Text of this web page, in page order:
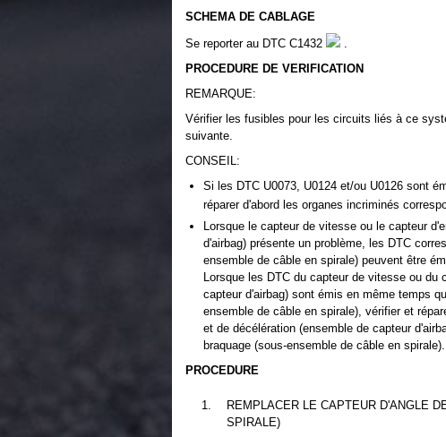
SCHEMA DE CABLAGE
Se reporter au DTC C1432
.
PROCEDURE DE VERIFICATION
REMARQUE:
Vérifier les fusibles pour les circuits liés à ce
suivante.
CONSEIL:
Si les DTC U0073, U0124 et/ou U0126 sont
réparer d'abord les organes incriminés
Lorsque le capteur de vitesse ou le capteur
d'airbag) présente un problème, les DTC
ensemble de câble en spirale) peuvent être
Lorsque les DTC du capteur de vitesse ou du
capteur d'airbag) sont émis en même temps
ensemble de câble en spirale), vérifier et
et de décélération (ensemble de capteur
braquage (sous-ensemble de câble en spirale).
PROCEDURE
1.
REMPLACER LE CAPTEUR D'ANGLE
SPIRALE)